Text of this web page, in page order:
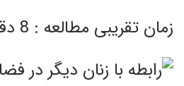
زمان تقریبی مطالعه : 8 دقیقه